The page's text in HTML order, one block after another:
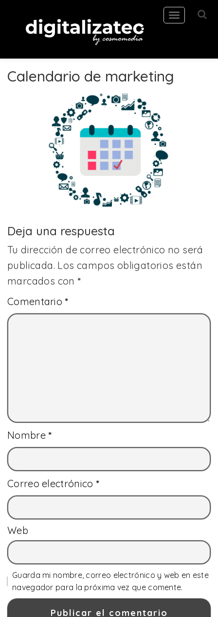
Toggle
navigation
Calendario de marketing
Deja una respuesta
Tu dirección de correo electrónico no será
publicada. Los campos obligatorios están
marcados con*
Comentario*
Nombre*
Correo electrónico *
Web
Guarda mi nombre, correo electrónico y web en este
navegador para la próxima vez que comente.